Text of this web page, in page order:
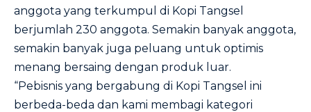
anggota yang terkumpul di Kopi Tangsel
berjumlah 230 anggota. Semakin banyak anggota,
semakin banyak juga peluang untuk optimis
menang bersaing dengan produk luar.
“Pebisnis yang bergabung di Kopi Tangsel ini
berbeda-beda dan kami membagi kategori